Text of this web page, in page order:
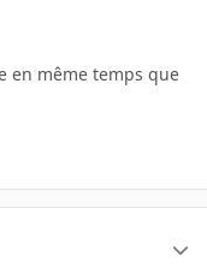
en même temps que